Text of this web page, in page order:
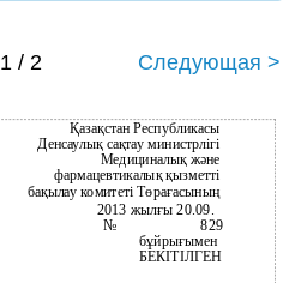
1 / 2 Следующая >
Қазақстан Республикасы
Денсаулық сақтау министрлігі
Медициналық және
фармацевтикалық қызметті
бақылау комитеті Төрағасының
2013 жылғы 20.09.
№ 829
бұйрығымен
БЕКІТІЛГЕН